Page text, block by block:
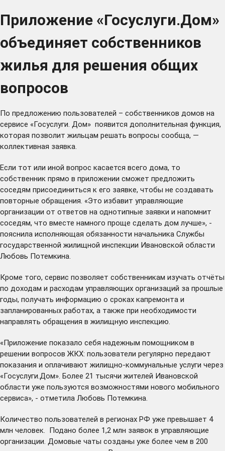
Приложение «Госуслуги.Дом»
объединяет собственников
жилья для решения общих
вопросов
По предложению пользователей – собственников домов на
сервисе «Госуслуги. Дом» появится дополнительная функция,
которая позволит жильцам решать вопросы сообща, —
коллективная заявка.
Если тот или иной вопрос касается всего дома, то
собственник прямо в приложении сможет предложить
соседям присоединиться к его заявке, чтобы не создавать
повторные обращения. «Это избавит управляющие
организации от ответов на однотипные заявки и напомнит
соседям, что вместе намного проще сделать дом лучше», -
пояснила исполняющая обязанности начальника Службы
государственной жилищной инспекции Ивановской области
Любовь Потемкина.
Кроме того, сервис позволяет собственникам изучать отчёты
по доходам и расходам управляющих организаций за прошлые
годы, получать информацию о сроках капремонта и
запланированных работах, а также при необходимости
направлять обращения в жилищную инспекцию.
«Приложение показало себя надежным помощником в
решении вопросов ЖКХ: пользователи регулярно передают
показания и оплачивают жилищно-коммунальные услуги через
«Госуслуги.Дом». Более 21 тысячи жителей Ивановской
области уже пользуются возможностями нового мобильного
сервиса», - отметила Любовь Потемкина.
Количество пользователей в регионах РФ уже превышает 4
млн человек. Подано более 1,2 млн заявок в управляющие
организации. Домовые чаты созданы уже более чем в 200